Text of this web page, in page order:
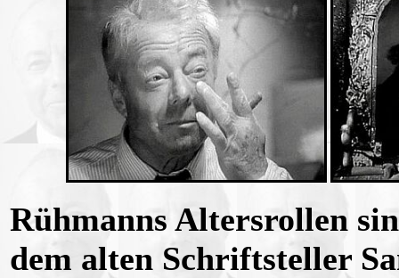
Rühmanns Altersrollen
dem alten Schriftsteller